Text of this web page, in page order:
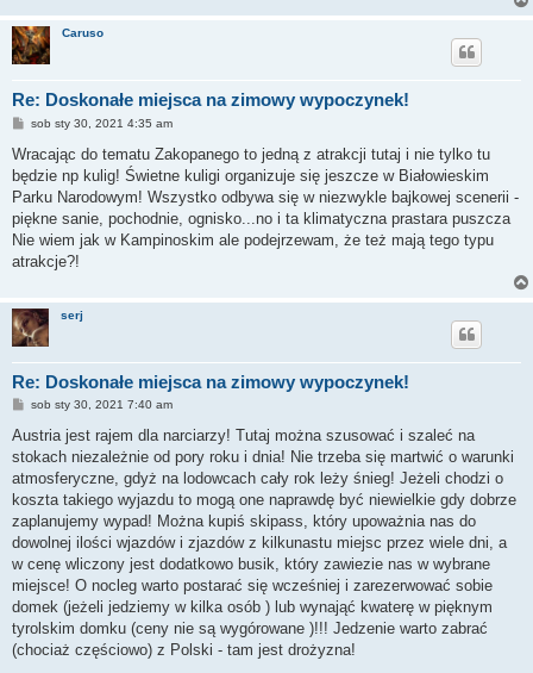
Caruso
Re: Doskonałe miejsca na zimowy wypoczynek!
P
s
sob sty 30, 2021 4:35 am
Wracając do tematu Zakopanego to jedną z atrakcji tutaj i nie tylko tu
będzie np kulig! Świetne kuligi organizuje się jeszcze w Białowieskim
Parku Narodowym! Wszystko odbywa się w niezwykle bajkowej scenerii -
piękne sanie, pochodnie, ognisko...no i ta klimatyczna prastara puszcza
Nie wiem jak w Kampinoskim ale podejrzewam, że też mają tego typu
atrakcje?!
serj
Re: Doskonałe miejsca na zimowy wypoczynek!
P
s
sob sty 30, 2021 7:40 am
Austria jest rajem dla narciarzy! Tutaj można szusować i szaleć na
stokach niezależnie od pory roku i dnia! Nie trzeba się martwić o warunki
atmosferyczne, gdyż na lodowcach cały rok leży śnieg! Jeżeli chodzi o
koszta takiego wyjazdu to mogą one naprawdę być niewielkie gdy dobrze
zaplanujemy wypad! Można kupiś skipass, który upoważnia nas do
dowolnej ilości wjazdów i zjazdów z kilkunastu miejsc przez wiele dni, a
w cenę wliczony jest dodatkowo busik, który zawiezie nas w wybrane
miejsce! O nocleg warto postarać się wcześniej i zarezerwować sobie
domek (jeżeli jedziemy w kilka osób ) lub wynająć kwaterę w pięknym
tyrolskim domku (ceny nie są wygórowane )!!! Jedzenie warto zabrać
(chociaż częściowo) z Polski - tam jest drożyzna!